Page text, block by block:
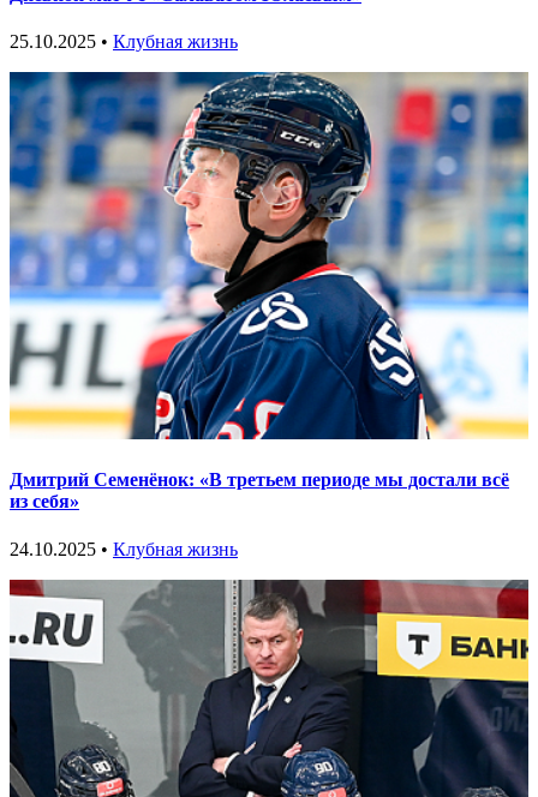
25.10.2025 • Клубная жизнь
Дмитрий Семенёнок: «В третьем периоде мы достали всё
из себя»
24.10.2025 • Клубная жизнь